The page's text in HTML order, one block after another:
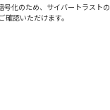
号化のため、サイバートラストの
認いただけます。